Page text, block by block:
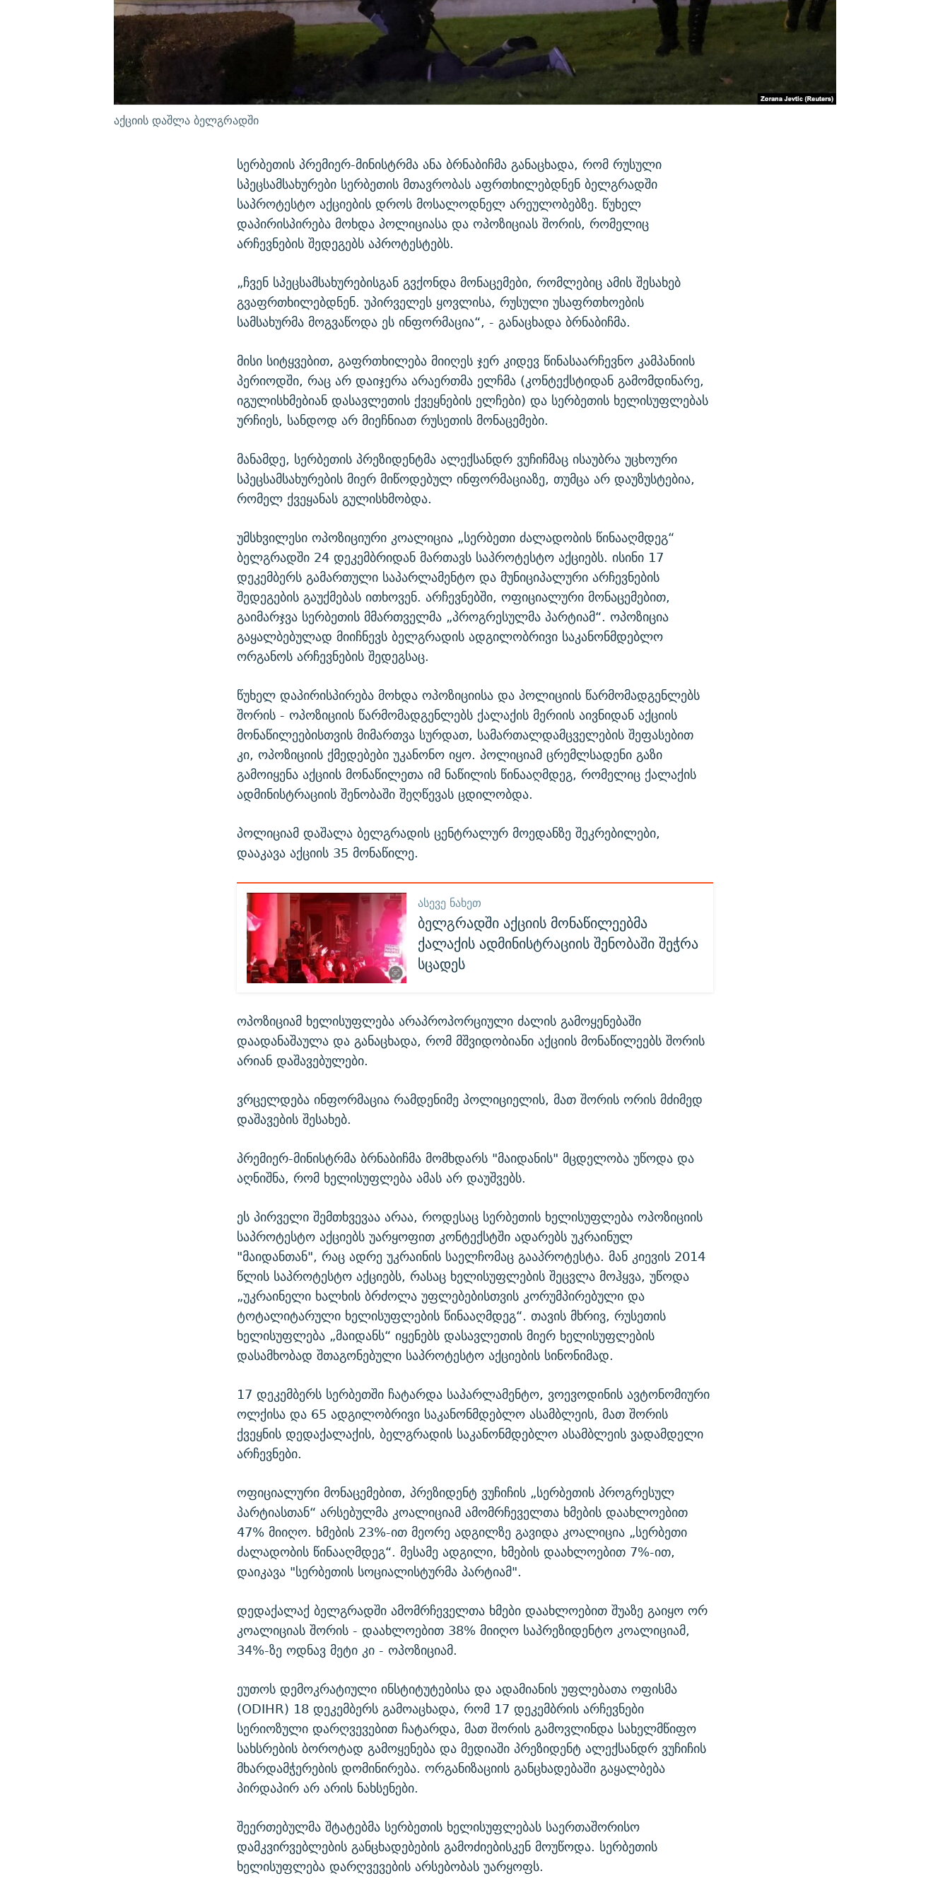
აქციის დაშლა ბელგრადში
სერბეთის პრემიერ-მინისტრმა ანა ბრნაბიჩმა განაცხადა, რომ რუსული
სპეცსამსახურები სერბეთის მთავრობას აფრთხილებდნენ ბელგრადში
საპროტესტო აქციების დროს მოსალოდნელ არეულობებზე. წუხელ
დაპირისპირება მოხდა პოლიციასა და ოპოზიციას შორის, რომელიც
არჩევნების შედეგებს აპროტესტებს.
„ჩვენ სპეცსამსახურებისგან გვქონდა მონაცემები, რომლებიც ამის შესახებ
გვაფრთხილებდნენ. უპირველეს ყოვლისა, რუსული უსაფრთხოების
სამსახურმა მოგვაწოდა ეს ინფორმაცია“, - განაცხადა ბრნაბიჩმა.
მისი სიტყვებით, გაფრთხილება მიიღეს ჯერ კიდევ წინასაარჩევნო კამპანიის
პერიოდში, რაც არ დაიჯერა არაერთმა ელჩმა (კონტექსტიდან გამომდინარე,
იგულისხმებიან დასავლეთის ქვეყნების ელჩები) და სერბეთის ხელისუფლებას
ურჩიეს, სანდოდ არ მიეჩნიათ რუსეთის მონაცემები.
მანამდე, სერბეთის პრეზიდენტმა ალექსანდრ ვუჩიჩმაც ისაუბრა უცხოური
სპეცსამსახურების მიერ მიწოდებულ ინფორმაციაზე, თუმცა არ დაუზუსტებია,
რომელ ქვეყანას გულისხმობდა.
უმსხვილესი ოპოზიციური კოალიცია „სერბეთი ძალადობის წინააღმდეგ“
ბელგრადში 24 დეკემბრიდან მართავს საპროტესტო აქციებს. ისინი 17
დეკემბერს გამართული საპარლამენტო და მუნიციპალური არჩევნების
შედეგების გაუქმებას ითხოვენ. არჩევნებში, ოფიციალური მონაცემებით,
გაიმარჯვა სერბეთის მმართველმა „პროგრესულმა პარტიამ“. ოპოზიცია
გაყალბებულად მიიჩნევს ბელგრადის ადგილობრივი საკანონმდებლო
ორგანოს არჩევნების შედეგსაც.
წუხელ დაპირისპირება მოხდა ოპოზიციისა და პოლიციის წარმომადგენლებს
შორის - ოპოზიციის წარმომადგენლებს ქალაქის მერიის აივნიდან აქციის
მონაწილეებისთვის მიმართვა სურდათ, სამართალდამცველების შეფასებით
კი, ოპოზიციის ქმედებები უკანონო იყო. პოლიციამ ცრემლსადენი გაზი
გამოიყენა აქციის მონაწილეთა იმ ნაწილის წინააღმდეგ, რომელიც ქალაქის
ადმინისტრაციის შენობაში შეღწევას ცდილობდა.
პოლიციამ დაშალა ბელგრადის ცენტრალურ მოედანზე შეკრებილები,
დააკავა აქციის 35 მონაწილე.
ᲐᲡᲔᲕᲔ ᲜᲐᲮᲔᲗ
ბელგრადში აქციის მონაწილეებმა
ქალაქის ადმინისტრაციის შენობაში შეჭრა
სცადეს
ოპოზიციამ ხელისუფლება არაპროპორციული ძალის გამოყენებაში
დაადანაშაულა და განაცხადა, რომ მშვიდობიანი აქციის მონაწილეებს შორის
არიან დაშავებულები.
ვრცელდება ინფორმაცია რამდენიმე პოლიციელის, მათ შორის ორის მძიმედ
დაშავების შესახებ.
პრემიერ-მინისტრმა ბრნაბიჩმა მომხდარს "მაიდანის" მცდელობა უწოდა და
აღნიშნა, რომ ხელისუფლება ამას არ დაუშვებს.
ეს პირველი შემთხვევაა არაა, როდესაც სერბეთის ხელისუფლება ოპოზიციის
საპროტესტო აქციებს უარყოფით კონტექსტში ადარებს უკრაინულ
"მაიდანთან", რაც ადრე უკრაინის საელჩომაც გააპროტესტა. მან კიევის 2014
წლის საპროტესტო აქციებს, რასაც ხელისუფლების შეცვლა მოჰყვა, უწოდა
„უკრაინელი ხალხის ბრძოლა უფლებებისთვის კორუმპირებული და
ტოტალიტარული ხელისუფლების წინააღმდეგ“. თავის მხრივ, რუსეთის
ხელისუფლება „მაიდანს“ იყენებს დასავლეთის მიერ ხელისუფლების
დასამხობად შთაგონებული საპროტესტო აქციების სინონიმად.
17 დეკემბერს სერბეთში ჩატარდა საპარლამენტო, ვოევოდინის ავტონომიური
ოლქისა და 65 ადგილობრივი საკანონმდებლო ასამბლეის, მათ შორის
ქვეყნის დედაქალაქის, ბელგრადის საკანონმდებლო ასამბლეის ვადამდელი
არჩევნები.
ოფიციალური მონაცემებით, პრეზიდენტ ვუჩიჩის „სერბეთის პროგრესულ
პარტიასთან“ არსებულმა კოალიციამ ამომრჩეველთა ხმების დაახლოებით
47% მიიღო. ხმების 23%-ით მეორე ადგილზე გავიდა კოალიცია „სერბეთი
ძალადობის წინააღმდეგ“. მესამე ადგილი, ხმების დაახლოებით 7%-ით,
დაიკავა "სერბეთის სოციალისტურმა პარტიამ".
დედაქალაქ ბელგრადში ამომრჩეველთა ხმები დაახლოებით შუაზე გაიყო ორ
კოალიციას შორის - დაახლოებით 38% მიიღო საპრეზიდენტო კოალიციამ,
34%-ზე ოდნავ მეტი კი - ოპოზიციამ.
ეუთოს დემოკრატიული ინსტიტუტებისა და ადამიანის უფლებათა ოფისმა
(ODIHR) 18 დეკემბერს გამოაცხადა, რომ 17 დეკემბრის არჩევნები
სერიოზული დარღვევებით ჩატარდა, მათ შორის გამოვლინდა სახელმწიფო
სახსრების ბოროტად გამოყენება და მედიაში პრეზიდენტ ალექსანდრ ვუჩიჩის
მხარდამჭერების დომინირება. ორგანიზაციის განცხადებაში გაყალბება
პირდაპირ არ არის ნახსენები.
შეერთებულმა შტატებმა სერბეთის ხელისუფლებას საერთაშორისო
დამკვირვებლების განცხადებების გამოძიებისკენ მოუწოდა. სერბეთის
ხელისუფლება დარღვევების არსებობას უარყოფს.